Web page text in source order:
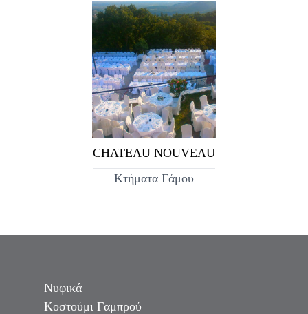
CHATEAU NOUVEAU
Κτήματα Γάμου
Νυφικά
Κοστούμι Γαμπρού